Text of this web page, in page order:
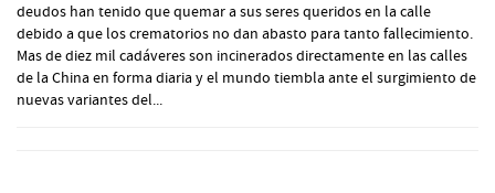
deudos han tenido que quemar a sus seres queridos en la calle
debido a que los crematorios no dan abasto para tanto fallecimiento.
Mas de diez mil cadáveres son incinerados directamente en las calles
de la China en forma diaria y el mundo tiembla ante el surgimiento de
nuevas variantes del...